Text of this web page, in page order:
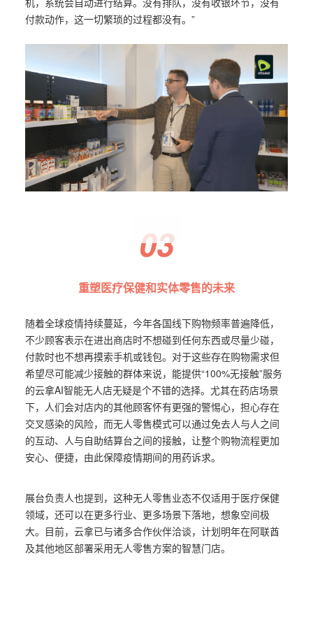
付款动作，这一切繁琐的过程都没有。”
03
重塑医疗保健和实体零售的未来
随着全球疫情持续蔓延，今年各国线下购物频率普遍降低，
不少顾客表示在进出商店时不想碰到任何东西或尽量少碰，
付款时也不想再摸索手机或钱包。 对于这些存在购物需求但
希望尽可能减少接触的群体来说，能提供“100%无接触”服务
的云拿AI智能无人店无疑是个不错的选择。 尤其在药店场景
下，人们会对店内的其他顾客怀有更强的警惕心，担心存在
交叉感染的风险，而无人零售模式可以通过免去人与人之间
的互动、人与自助结算台之间的接触，让整个购物流程更加
安心、便捷，由此保障疫情期间的用药诉求。
展台负责人也提到，这种无人零售业态不仅适用于医疗保健
领域，还可以在更多行业、更多场景下落地，想象空间极
大。目前，云拿已与诸多合作伙伴洽谈，计划明年在阿联酋
及其他地区部署采用无人零售方案的智慧门店。